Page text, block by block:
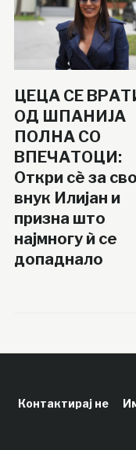
ЦЕЦА СЕ
ОД ШПАНИЈА
ПОЛНА СО
ВПЕЧАТОЦИ:
Откри сè за
внук Илијан и
призна што
најмногу ѝ се
допаднало
Контактирај не